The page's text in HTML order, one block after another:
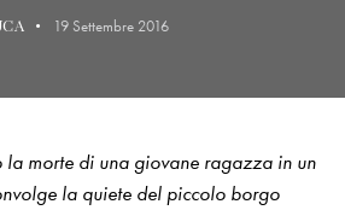
19 Settembre 2016
la morte di una giovane ragazza in un
la quiete del piccolo borgo